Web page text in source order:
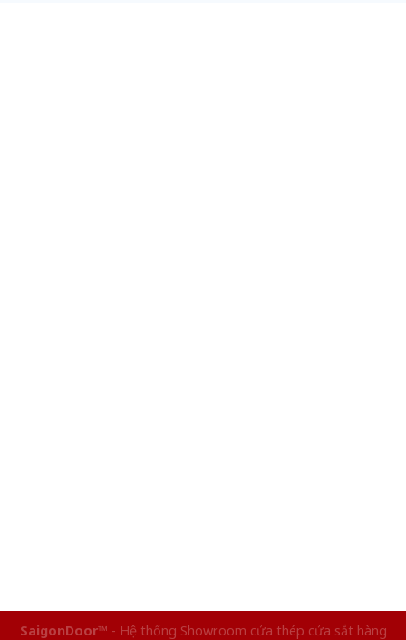
SaigonDoor™ - Hệ thống Showroom cửa thép cửa sắt hàng